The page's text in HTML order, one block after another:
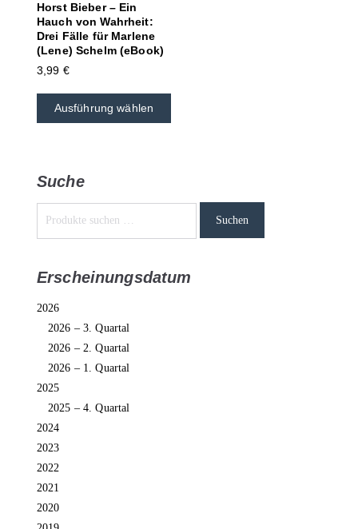
Horst Bieber – Ein
Hauch von Wahrheit:
Drei Fälle für Marlene
(Lene) Schelm (eBook)
3,99 €
Ausführung wählen
Suche
Suchen
Erscheinungsdatum
2026
2026 – 3. Quartal
2026 – 2. Quartal
2026 – 1. Quartal
2025
2025 – 4. Quartal
2024
2023
2022
2021
2020